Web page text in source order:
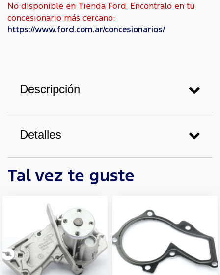
No disponible en Tienda Ford. Encontralo en tu
concesionario más cercano:
https://www.ford.com.ar/concesionarios/
Descripción
Detalles
Tal vez te guste